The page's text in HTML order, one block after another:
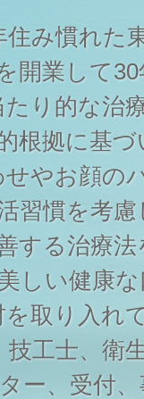
住み慣れた
開業して
たり的な治
根拠に基づ
せやお顔の
習慣を考慮
する治療
しい健康
を取り入れ
技工士、衛
ー、受付